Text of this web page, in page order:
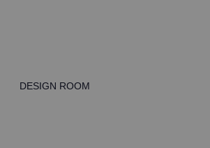
DESIGN ROOM